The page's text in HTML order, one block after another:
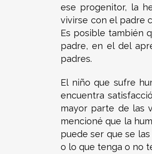
ese progenitor, la
vivirse con el padre
Es posible también
padre, en el del
padres.
El niño que sufre
encuentra
mayor parte de las
mencioné que la
puede ser que se
o lo que tenga o no